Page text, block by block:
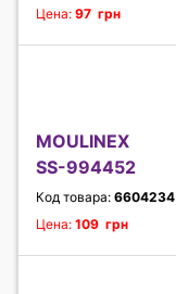
Цена: 97 грн
MOULINEX
SS-994452
Код товара: 6604234
Цена: 109 грн